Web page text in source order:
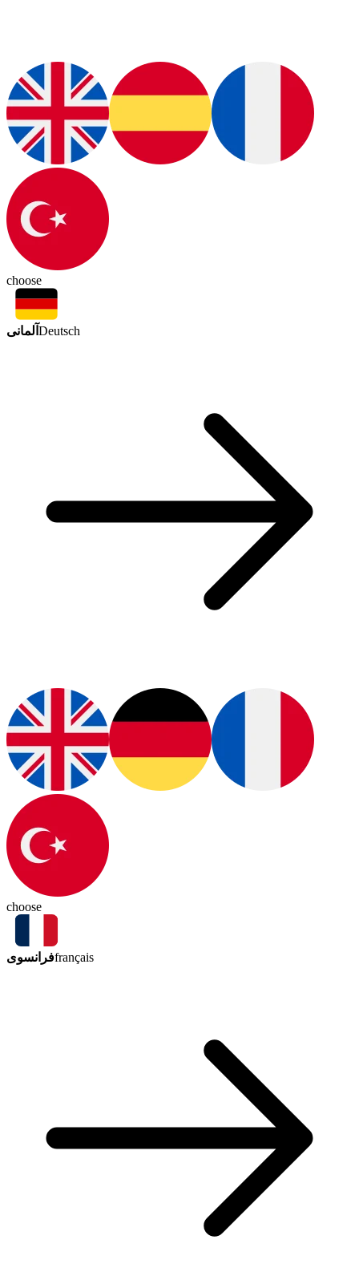
choose
آلمانی Deutsch
choose
فرانسویfrançais